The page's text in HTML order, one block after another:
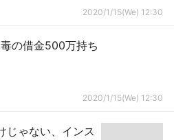
2020/1/15(We) 12:30
の借金500万持ち
2020/1/15(We) 12:30
じゃない、インス